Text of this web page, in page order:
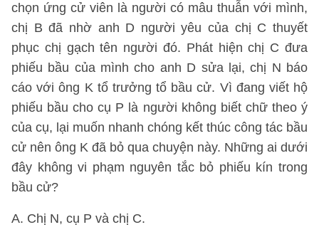
chọn ứng cử viên là người có mâu thuẫn với mình,
chị B đã nhờ anh D người yêu của chị C thuyết
phục chị gạch tên người đó. Phát hiện chị C đưa
phiếu bầu của mình cho anh D sửa lại, chị N báo
cáo với ông K tổ trưởng tổ bầu cử. Vì đang viết hộ
phiếu bầu cho cụ P là người không biết chữ theo ý
của cụ, lại muốn nhanh chóng kết thúc công tác bầu
cử nên ông K đã bỏ qua chuyện này. Những ai dưới
đây không vi phạm nguyên tắc bỏ phiếu kín trong
bầu cử?
A. Chị N, cụ P và chị C.